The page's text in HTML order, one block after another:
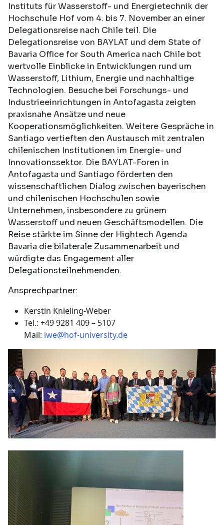
Instituts für Wasserstoff- und Energietechnik der
Hochschule Hof vom 4. bis 7. November an einer
Delegationsreise nach Chile teil. Die
Delegationsreise von BAYLAT und dem State of
Bavaria Office for South America nach Chile bot
wertvolle Einblicke in Entwicklungen rund um
Wasserstoff, Lithium, Energie und nachhaltige
Technologien. Besuche bei Forschungs- und
Industrieeinrichtungen in Antofagasta zeigten
praxisnahe Ansätze und neue
Kooperationsmöglichkeiten. Weitere Gespräche in
Santiago vertieften den Austausch mit zentralen
chilenischen Institutionen im Energie- und
Innovationssektor. Die BAYLAT-Foren in
Antofagasta und Santiago förderten den
wissenschaftlichen Dialog zwischen bayerischen
und chilenischen Hochschulen sowie
Unternehmen, insbesondere zu grünem
Wasserstoff und neuen Geschäftsmodellen. Die
Reise stärkte im Sinne der Hightech Agenda
Bavaria die bilaterale Zusammenarbeit und
würdigte das Engagement aller
Delegationsteilnehmenden.
Ansprechpartner:
Kerstin Knieling-Weber
Tel.: +49 9281 409 – 5107
Mail: iwe@hof-university.de